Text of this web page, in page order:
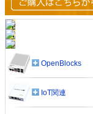
OpenBlocks
IoT関連